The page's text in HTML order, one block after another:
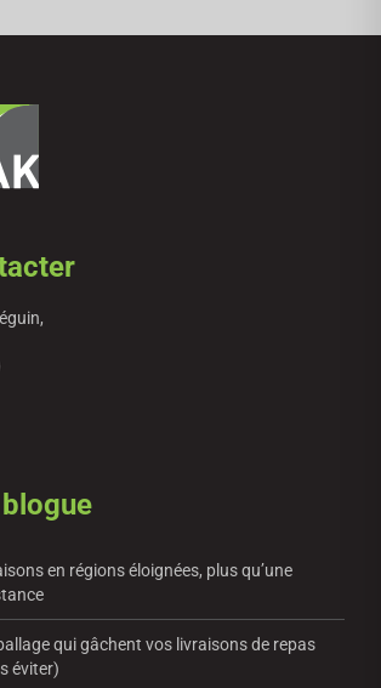
en régions éloignées, plus qu’une
qui gâchent vos livraisons de repas
éviter)